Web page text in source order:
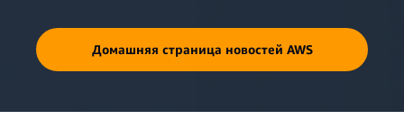
Домашняя страница новостей AWS